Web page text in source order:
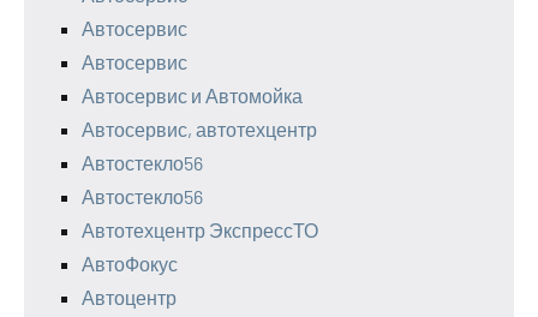
Автосервис
Автосервис
Автосервис и Автомойка
Автосервис, автотехцентр
Автостекло56
Автостекло56
Автотехцентр ЭкспрессТО
АвтоФокус
Автоцентр